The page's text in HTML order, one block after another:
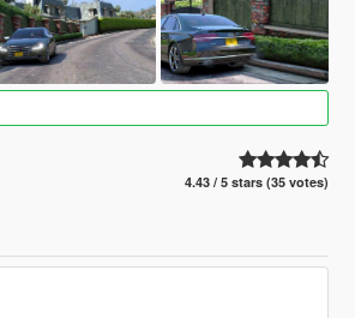
4.43 / 5 stars (35 votes)